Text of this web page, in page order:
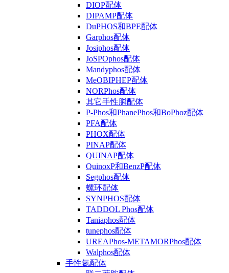
DIOP配体
DIPAMP配体
DuPHOS和BPE配体
Garphos配体
Josiphos配体
JoSPOphos配体
Mandyphos配体
MeOBIPHEP配体
NORPhos配体
其它手性膦配体
P-Phos和PhanePhos和BoPhoz配体
PFA配体
PHOX配体
PINAP配体
QUINAP配体
QuinoxP和BenzP配体
Segphos配体
螺环配体
SYNPHOS配体
TADDOL Phos配体
Taniaphos配体
tunephos配体
UREAPhos-METAMORPhos配体
Walphos配体
手性氮配体